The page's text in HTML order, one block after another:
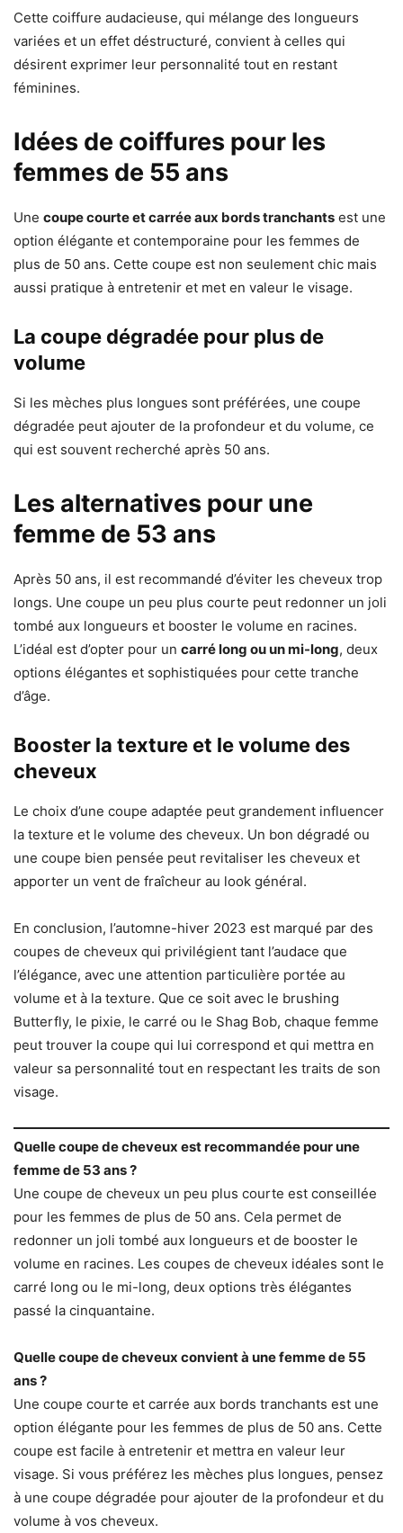
Cette coiffure audacieuse, qui mélange des longueurs
variées et un effet déstructuré, convient à celles qui
désirent exprimer leur personnalité tout en restant
féminines.
Idées de coiffures pour les
femmes de 55 ans
Une coupe courte et carrée aux bords tranchants est une
option élégante et contemporaine pour les femmes de
plus de 50 ans. Cette coupe est non seulement chic mais
aussi pratique à entretenir et met en valeur le visage.
La coupe dégradée pour plus de
volume
Si les mèches plus longues sont préférées, une coupe
dégradée peut ajouter de la profondeur et du volume, ce
qui est souvent recherché après 50 ans.
Les alternatives pour une
femme de 53 ans
Après 50 ans, il est recommandé d’éviter les cheveux trop
longs. Une coupe un peu plus courte peut redonner un joli
tombé aux longueurs et booster le volume en racines.
L’idéal est d’opter pour un carré long ou un mi-long, deux
options élégantes et sophistiquées pour cette tranche
d’âge.
Booster la texture et le volume des
cheveux
Le choix d’une coupe adaptée peut grandement influencer
la texture et le volume des cheveux. Un bon dégradé ou
une coupe bien pensée peut revitaliser les cheveux et
apporter un vent de fraîcheur au look général.
En conclusion, l’automne-hiver 2023 est marqué par des
coupes de cheveux qui privilégient tant l’audace que
l’élégance, avec une attention particulière portée au
volume et à la texture. Que ce soit avec le brushing
Butterfly, le pixie, le carré ou le Shag Bob, chaque femme
peut trouver la coupe qui lui correspond et qui mettra en
valeur sa personnalité tout en respectant les traits de son
visage.
Quelle coupe de cheveux est recommandée pour une
femme de 53 ans ?
Une coupe de cheveux un peu plus courte est conseillée
pour les femmes de plus de 50 ans. Cela permet de
redonner un joli tombé aux longueurs et de booster le
volume en racines. Les coupes de cheveux idéales sont le
carré long ou le mi-long, deux options très élégantes
passé la cinquantaine.
Quelle coupe de cheveux convient à une femme de 55
ans ?
Une coupe courte et carrée aux bords tranchants est une
option élégante pour les femmes de plus de 50 ans. Cette
coupe est facile à entretenir et mettra en valeur leur
visage. Si vous préférez les mèches plus longues, pensez
à une coupe dégradée pour ajouter de la profondeur et du
volume à vos cheveux.